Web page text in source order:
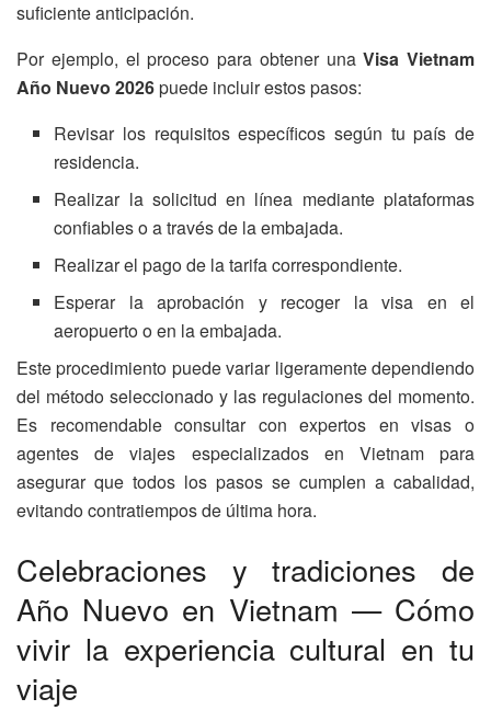
suficiente anticipación.
Por ejemplo, el proceso para obtener unaVisa Vietnam
Año Nuevo 2026puede incluir estos pasos:
Revisar los requisitos específicos según tu país de
residencia.
Realizar la solicitud en línea mediante plataformas
confiables o a través de la embajada.
Realizar el pago de la tarifa correspondiente.
Esperar la aprobación y recoger la visa en el
aeropuerto o en la embajada.
Este procedimiento puede variar ligeramente dependiendo
del método seleccionado y las regulaciones del momento.
Es recomendable consultar con expertos en visas o
agentes de viajes especializados en Vietnam para
asegurar que todos los pasos se cumplen a cabalidad,
evitando contratiempos de última hora.
Celebraciones y tradiciones de
Año Nuevo en Vietnam — Cómo
vivir la experiencia cultural en tu
viaje